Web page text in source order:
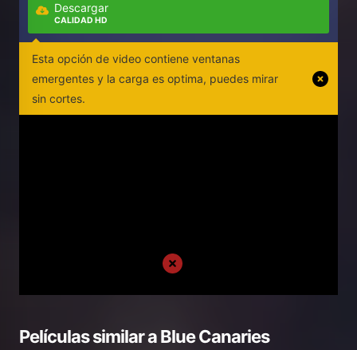
Descargar
CALIDAD HD
Esta opción de video contiene ventanas
emergentes y la carga es optima, puedes mirar
sin cortes.
Películas similar aBlue Canaries